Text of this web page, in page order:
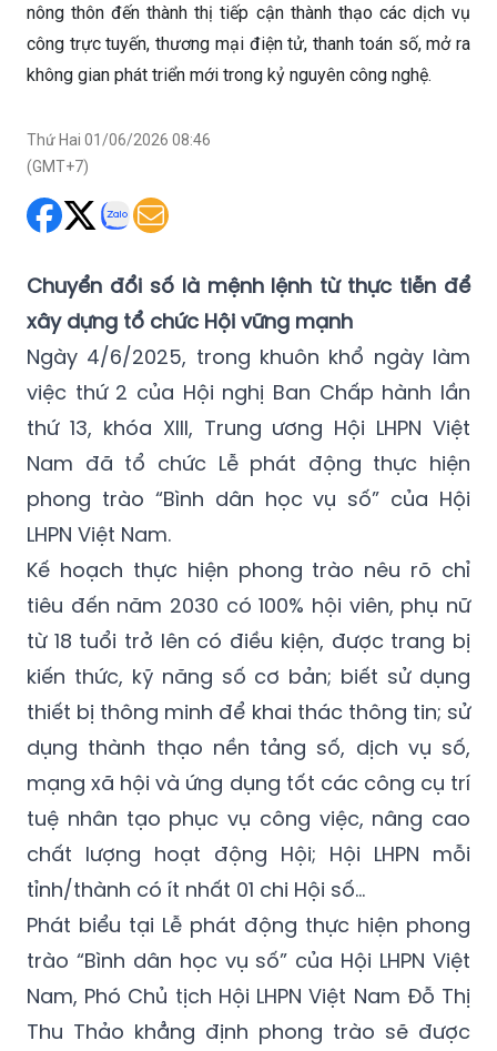
nông thôn đến thành thị tiếp cận thành thạo các dịch vụ
công trực tuyến, thương mại điện tử, thanh toán số, mở ra
không gian phát triển mới trong kỷ nguyên công nghệ.
Thứ Hai 01/06/2026 08:46
(GMT+7)
Chuyển đổi số là mệnh lệnh từ thực tiễn để
xây dựng tổ chức Hội vững mạnh
Ngày 4/6/2025, trong khuôn khổ ngày làm
việc thứ 2 của Hội nghị Ban Chấp hành lần
thứ 13, khóa XIII, Trung ương Hội LHPN Việt
Nam đã tổ chức Lễ phát động thực hiện
phong trào “Bình dân học vụ số” của Hội
LHPN Việt Nam.
Kế hoạch thực hiện phong trào nêu rõ chỉ
tiêu đến năm 2030 có 100% hội viên, phụ nữ
từ 18 tuổi trở lên có điều kiện, được trang bị
kiến thức, kỹ năng số cơ bản; biết sử dụng
thiết bị thông minh để khai thác thông tin; sử
dụng thành thạo nền tảng số, dịch vụ số,
mạng xã hội và ứng dụng tốt các công cụ trí
tuệ nhân tạo phục vụ công việc, nâng cao
chất lượng hoạt động Hội; Hội LHPN mỗi
tỉnh/thành có ít nhất 01 chi Hội số...
Phát biểu tại Lễ phát động thực hiện phong
trào “Bình dân học vụ số” của Hội LHPN Việt
Nam, Phó Chủ tịch Hội LHPN Việt Nam Đỗ Thị
Thu Thảo khẳng định phong trào sẽ được